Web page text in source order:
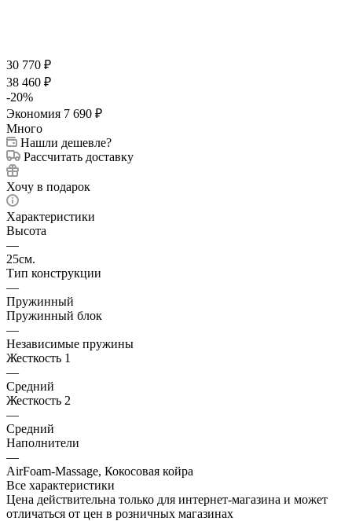
30 770 ₽
38 460 ₽
-20%
Экономия 7 690 ₽
Много
Нашли дешевле?
Рассчитать доставку
Хочу в подарок
Характеристики
Высота
—
25см.
Тип конструкции
—
Пружинный
Пружинный блок
—
Независимые пружины
Жесткость 1
—
Средний
Жесткость 2
—
Средний
Наполнители
—
AirFoam-Massage, Кокосовая койра
Все характеристики
Цена действительна только для интернет-магазина и может
отличаться от цен в розничных магазинах